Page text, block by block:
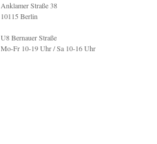
Anklamer Straße 38
10115 Berlin
U8 Bernauer Straße
Mo-Fr 10-19 Uhr / Sa 10-16 Uhr